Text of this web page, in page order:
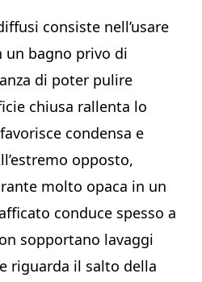
consiste nell’usare
un bagno privo di
di poter pulire
chiusa rallenta lo
condensa e
opposto,
molto opaca in un
conduce spesso a
sopportano lavaggi
riguarda il salto della